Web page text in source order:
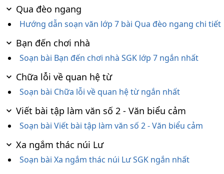
Qua đèo ngang
Hướng dẫn soạn văn lớp 7 bài Qua đèo ngang chi tiết
Bạn đến chơi nhà
Soạn bài Bạn đến chơi nhà SGK lớp 7 ngắn nhất
Chữa lỗi về quan hệ từ
Soạn bài Chữa lỗi về quan hệ từ ngắn nhất
Viết bài tập làm văn số 2 - Văn biểu cảm
Soạn bài Viết bài tập làm văn số 2 - Văn biểu cảm
Xa ngắm thác núi Lư
Soạn bài Xa ngắm thác núi Lư SGK ngắn nhất